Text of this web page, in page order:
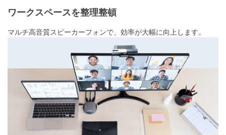
ワークスペースを整理整頓
マルチ高音質スピーカーフォンで、効率が大幅に向上します。